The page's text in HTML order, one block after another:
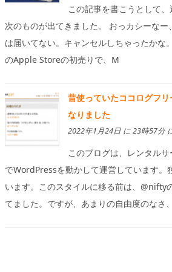
この記事を書こうとして
次のものが出てきました。 おっカシーな
は届いてない。キャンセルしちゃったかな
のApple Storeの初売りで、M
昔使っていたココログフ
なりました
2022年1月24日 に 23時57分
このブログは、レンタル
でWordPressを動かして運営しています。
います。このスタイルに移る前は、@nifty
てました。ですが、あまりの自由度のなさ、